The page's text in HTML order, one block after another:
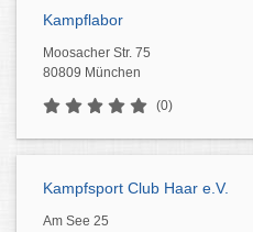
Kampflabor
Moosacher Str. 75
80809 München
(0)
Kampfsport Club Haar e.V.
Am See 25